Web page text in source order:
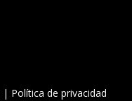
| Política de privacidad